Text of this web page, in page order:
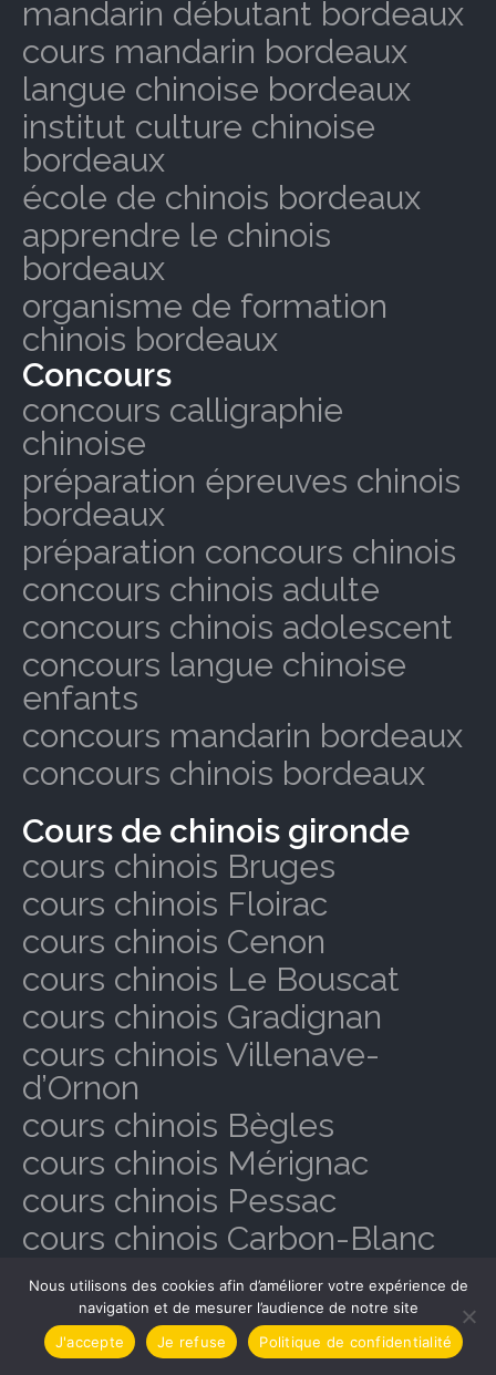
mandarin débutant bordeaux
cours mandarin bordeaux
langue chinoise bordeaux
institut culture chinoise
bordeaux
école de chinois bordeaux
apprendre le chinois
bordeaux
organisme de formation
chinois bordeaux
Concours
concours calligraphie
chinoise
préparation épreuves chinois
bordeaux
préparation concours chinois
concours chinois adulte
concours chinois adolescent
concours langue chinoise
enfants
concours mandarin bordeaux
concours chinois bordeaux
Cours de chinois gironde
cours chinois Bruges
cours chinois Floirac
cours chinois Cenon
cours chinois Le Bouscat
cours chinois Gradignan
cours chinois Villenave-
d’Ornon
cours chinois Bègles
cours chinois Mérignac
cours chinois Pessac
cours chinois Carbon-Blanc
cours chinois Ambarès-et-
Lagrave
cours chinois Artigues-près-
Nous utilisons des cookies afin d’améliorer votre expérience de
navigation et de mesurer l’audience de notre site
J'accepte
Je refuse Politique de confidentialité